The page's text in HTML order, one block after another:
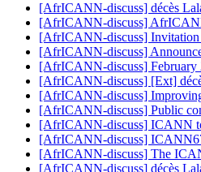
[AfrICANN-discuss] décès
[AfrICANN-discuss]
[AfrICANN-discuss] Invitation
[AfrICANN-discuss]
[AfrICANN-discuss] February
[AfrICANN-discuss] [Ext]
[AfrICANN-discuss]
[AfrICANN-discuss] Public
[AfrICANN-discuss] ICANN
[AfrICANN-discuss]
[AfrICANN-discuss] The
[AfrICANN-discuss] décès